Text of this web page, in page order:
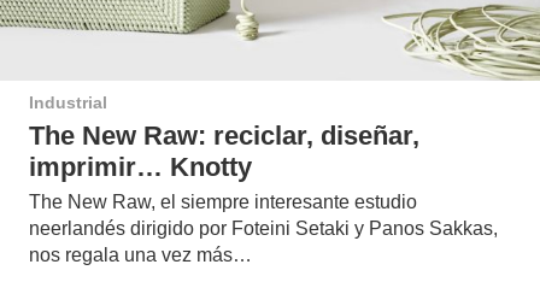
Industrial
The New Raw: reciclar, diseñar,
imprimir… Knotty
The New Raw, el siempre interesante estudio
neerlandés dirigido por Foteini Setaki y Panos Sakkas,
nos regala una vez más…